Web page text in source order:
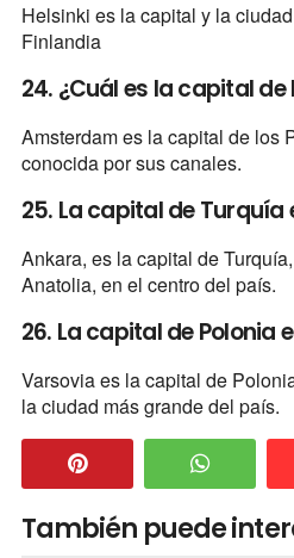
Helsinki es la capital y la
Finlandia
24. ¿Cuál es la capital de
Amsterdam es la capital de los
conocida por sus canales.
25. La capital de Turquía
Ankara, es la capital de
Anatolia, en el centro del país.
26. La capital de Polonia
Varsovia es la capital de
la ciudad más grande del país.
También puede